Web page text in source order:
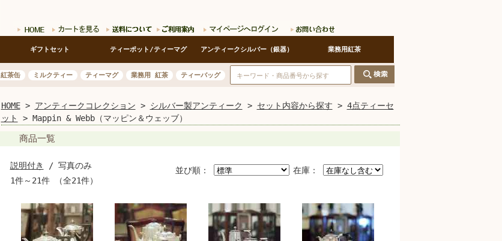
ギフトセット ティーポット/ティーマグ アンティークシルバー（銀器） 業務用紅茶
紅茶缶 ミルクティー ティーマグ 業務用 紅茶 ティーバッグ
HOME> アンティークコレクション > シルバー製アンティーク > セット内容から探す > 4点ティーセ
ット
> Mappin & Webb（マッピン＆ウェッブ）
商品一覧
在庫：
並び順：
説明付き
/ 写真のみ
1件～21件 （全21件）